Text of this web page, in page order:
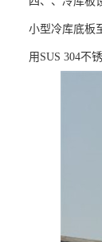
小型冷库底板
用SUS 304不